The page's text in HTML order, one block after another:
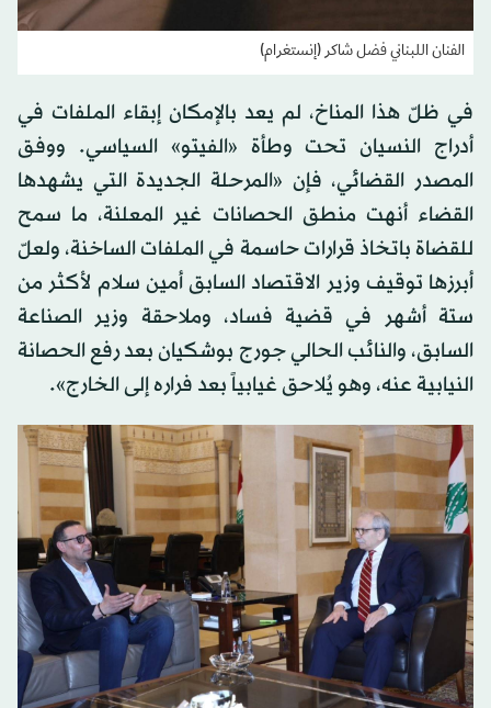
الفنان اللبناني فضل شاكر (إنستغرام)
في ظلّ هذا المناخ، لم يعد بالإمكان إبقاء الملفات في
أدراج النسيان تحت وطأة «الفيتو» السياسي. ووفق
المصدر القضائي، فإن «المرحلة الجديدة التي يشهدها
القضاء أنهت منطق الحصانات غير المعلنة، ما سمح
للقضاة باتخاذ قرارات حاسمة في الملفات الساخنة، ولعلّ
أبرزها توقيف وزير الاقتصاد السابق أمين سلام لأكثر من
ستة أشهر في قضية فساد، وملاحقة وزير الصناعة
السابق، والنائب الحالي جورج بوشكيان بعد رفع الحصانة
النيابية عنه، وهو يُلاحق غيابياً بعد فراره إلى الخارج».